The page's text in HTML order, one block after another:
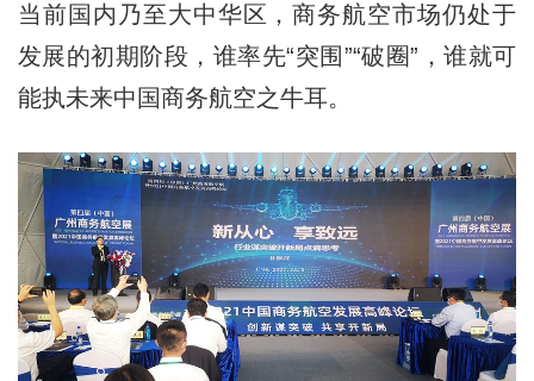
当前国内乃至大中华区，商务航空市场仍处于
发展的初期阶段，谁率先“突围”“破圈”，谁就可
能执未来中国商务航空之牛耳。